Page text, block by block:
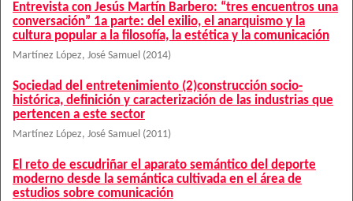
Entrevista con Jesús Martín Barbero: “tres encuentros una
conversación” 1a parte: del exilio, el anarquismo y la
cultura popular a la filosofía, la estética y la comunicación
Martínez López, José Samuel (2014)
Sociedad del entretenimiento (2)construcción socio-
histórica, definición y caracterización de las industrias que
pertencen a este sector
Martínez López, José Samuel (2011)
El reto de escudriñar el aparato semántico del deporte
moderno desde la semántica cultivada en el área de
estudios sobre comunicación